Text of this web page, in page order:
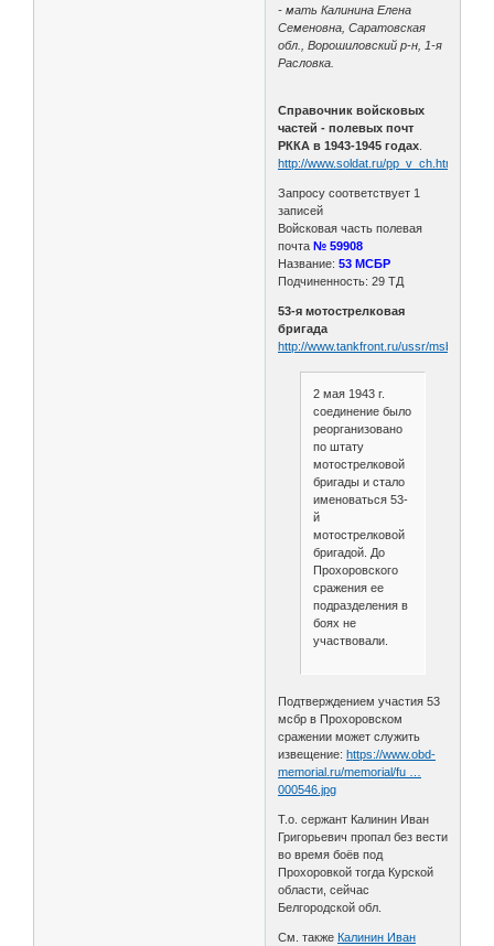
- мать Калинина Елена
Семеновна, Саратовская
обл., Ворошиловский р-н, 1-я
Расловка.
Справочник войсковых
частей - полевых почт
РККА в 1943-1945 годах
http://www.soldat.ru/pp_v_ch.html
Запросу соответствует 1
записей
Войсковая часть полевая
почта№ 59908
Название:53 МСБР
Подчиненность: 29 ТД
53-я мотострелковая
бригада
http://www.tankfront.ru/ussr/msbr/
2 мая 1943 г.
соединение было
реорганизовано
по штату
мотострелковой
бригады и стало
именоваться 53-
й
мотострелковой
бригадой. До
Прохоровского
сражения ее
подразделения в
боях не
участвовали.
Подтверждением участия 53
мсбр в Прохоровском
сражении может служить
извещение:https://www.obd-
memorial.ru/memorial/fu …
000546.jpg
Т.о. сержант Калинин Иван
Григорьевич пропал без вести
во время боёв под
Прохоровкой тогда Курской
области, сейчас
Белгородской обл.
См. также Калинин Иван